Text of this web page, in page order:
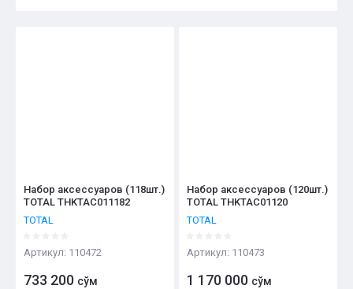
Набор аксессуаров (118шт.)
TOTAL THKTAC011182
TOTAL
Артикул: 110472
733 200 сўм
Набор аксессуаров (120шт.)
TOTAL THKTAC01120
TOTAL
Артикул: 110473
1 170 000 сўм